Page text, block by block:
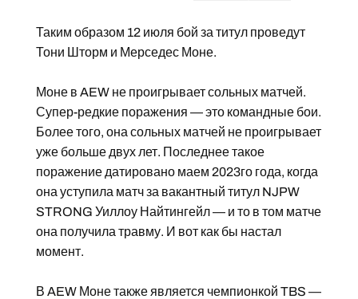
Таким образом 12 июля бой за титул проведут
Тони Шторм и Мерседес Моне.
Моне в AEW не проигрывает сольных матчей.
Супер-редкие поражения — это командные бои.
Более того, она сольных матчей не проигрывает
уже больше двух лет. Последнее такое
поражение датировано маем 2023го года, когда
она уступила матч за вакантный титул NJPW
STRONG Уиллоу Найтингейл — и то в том матче
она получила травму. И вот как бы настал
момент.
В AEW Моне также является чемпионкой TBS —